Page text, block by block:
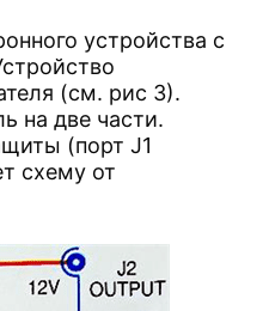
устройства с
(см. рис 3).
на две части.
(порт J1
схему от